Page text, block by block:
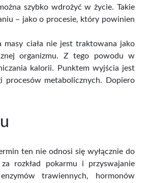
szybko wdrożyć w życie. Takie
– jako o procesie, który powinien
ciała nie jest traktowana jako
organizmu. Z tego powodu w
kalorii. Punktem wyjścia jest
procesów metabolicznych. Dopiero
ten nie odnosi się wyłącznie do
rozkład pokarmu i przyswajanie
trawiennych, hormonów